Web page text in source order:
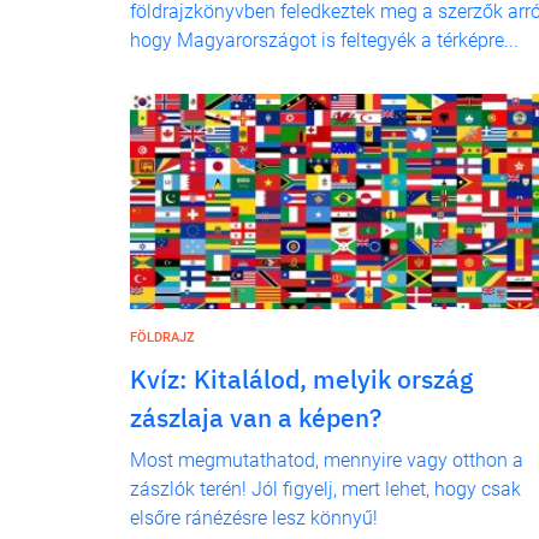
földrajzkönyvben feledkeztek meg a szerzők
hogy Magyarországot is feltegyék a térképre...
FÖLDRAJZ
Kvíz: Kitalálod, melyik ország
zászlaja van a képen?
Most megmutathatod, mennyire vagy otthon a
zászlók terén! Jól figyelj, mert lehet, hogy csak
elsőre ránézésre lesz könnyű!